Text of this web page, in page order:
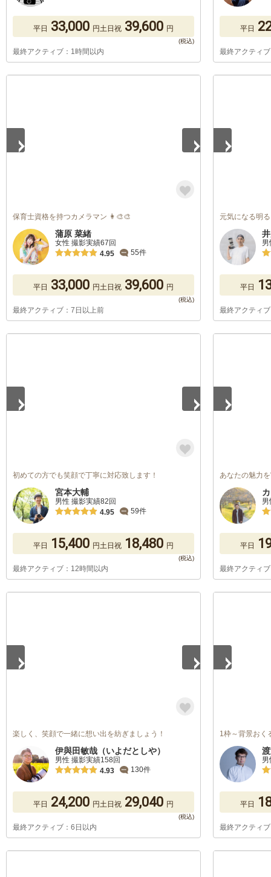
平日 33,000 円土日祝 39,600 円
最終アクティブ：1時間以内
平日
最終アクティ
保育士資格を持つカメラマン 👩‍🎨🎨
蒲原 菜緒
女性 撮影実績67回
4.95
55件
平日 33,000 円土日祝 39,600 円
最終アクティブ：7日以上前
元気になる明
男
平日
最終アクティ
初めての方でも笑顔で丁寧に対応致します！
宮本大輔
男性 撮影実績82回
4.95
59件
平日 15,400 円土日祝 18,480 円
最終アクティブ：12時間以内
あなたの魅力
平日
最終アクティ
楽しく、笑顔で一緒に想い出を紡ぎましょう！
伊與田敏哉（いよだとしや）
男性 撮影実績158回
4.93
130件
平日 24,200 円土日祝 29,040 円
最終アクティブ：6日以内
1枠～背景おく
平日
最終アクティ